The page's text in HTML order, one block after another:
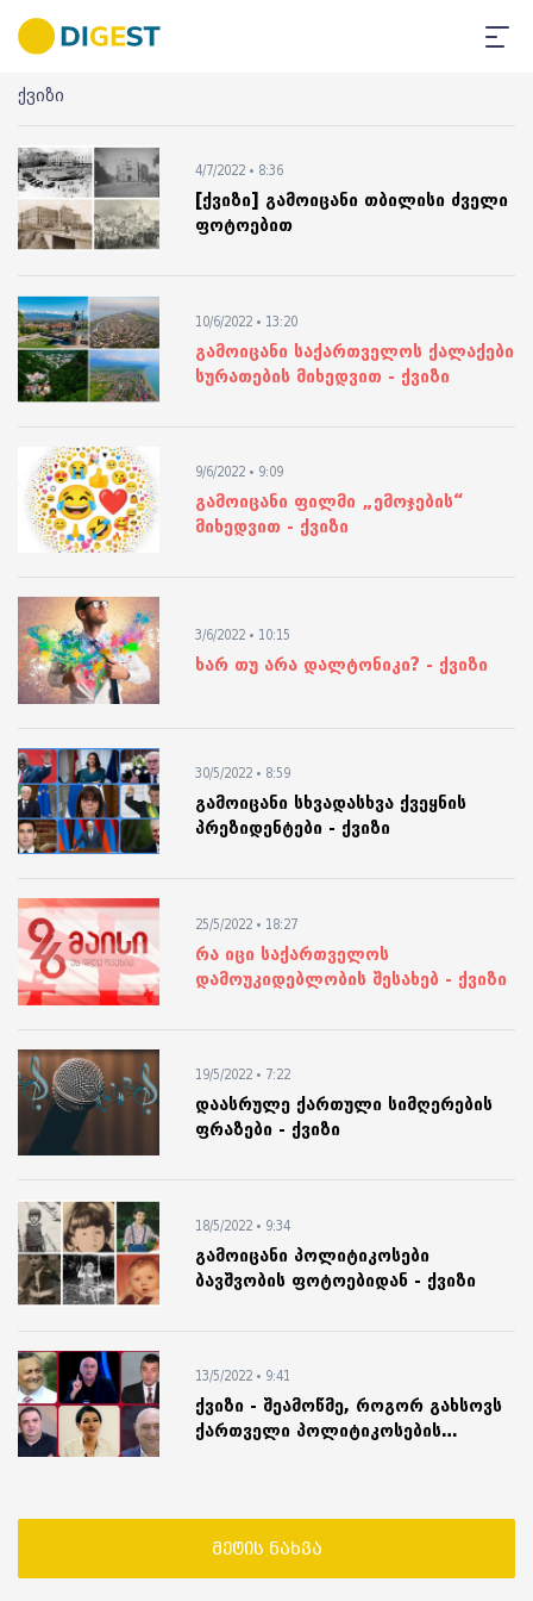
ქვიზი
4/7/2022 • 8:36
[ქვიზი] გამოიცანი თბილისი ძველი
ფოტოებით
10/6/2022 • 13:20
გამოიცანი საქართველოს ქალაქები
სურათების მიხედვით - ქვიზი
9/6/2022 • 9:09
გამოიცანი ფილმი „ემოჯების“
მიხედვით - ქვიზი
3/6/2022 • 10:15
ხარ თუ არა დალტონიკი? - ქვიზი
30/5/2022 • 8:59
გამოიცანი სხვადასხვა ქვეყნის
პრეზიდენტები - ქვიზი
25/5/2022 • 18:27
რა იცი საქართველოს
დამოუკიდებლობის შესახებ - ქვიზი
19/5/2022 • 7:22
დაასრულე ქართული სიმღერების
ფრაზები - ქვიზი
18/5/2022 • 9:34
გამოიცანი პოლიტიკოსები
ბავშვობის ფოტოებიდან - ქვიზი
13/5/2022 • 9:41
ქვიზი - შეამოწმე, როგორ გახსოვს
ქართველი პოლიტიკოსების
მეტის ნახვა